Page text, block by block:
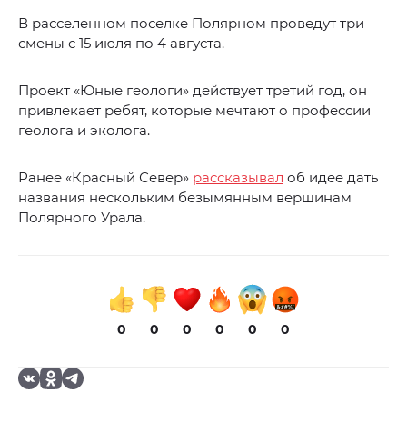
В расселенном поселке Полярном проведут три
смены с 15 июля по 4 августа.
Проект «Юные геологи» действует третий год, он
привлекает ребят, которые мечтают о профессии
геолога и эколога.
Ранее «Красный Север» рассказывал об идее дать
названия нескольким безымянным вершинам
Полярного Урала.
0 0 0 0 0 0